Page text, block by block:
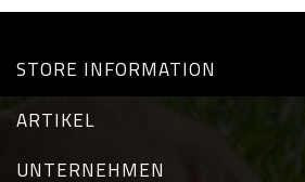
STORE INFORMATION
ARTIKEL
UNTERNEHMEN